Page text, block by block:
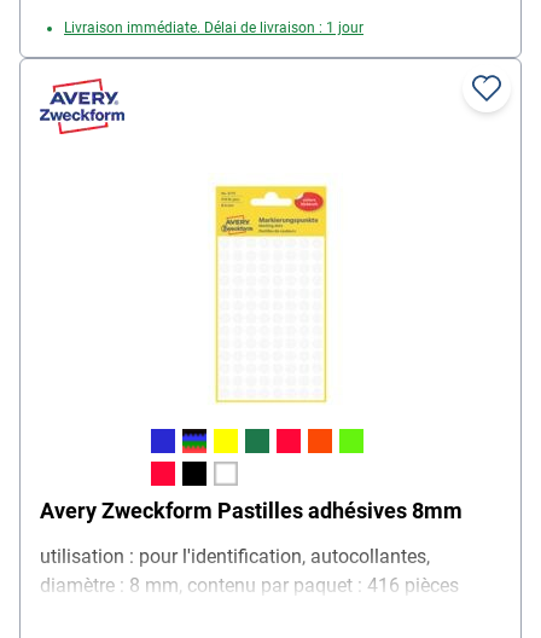
Livraison immédiate. Délai de livraison : 1 jour
Avery Zweckform Pastilles adhésives 8mm
utilisation : pour l'identification, autocollantes,
diamètre : 8 mm, contenu par paquet : 416 pièces